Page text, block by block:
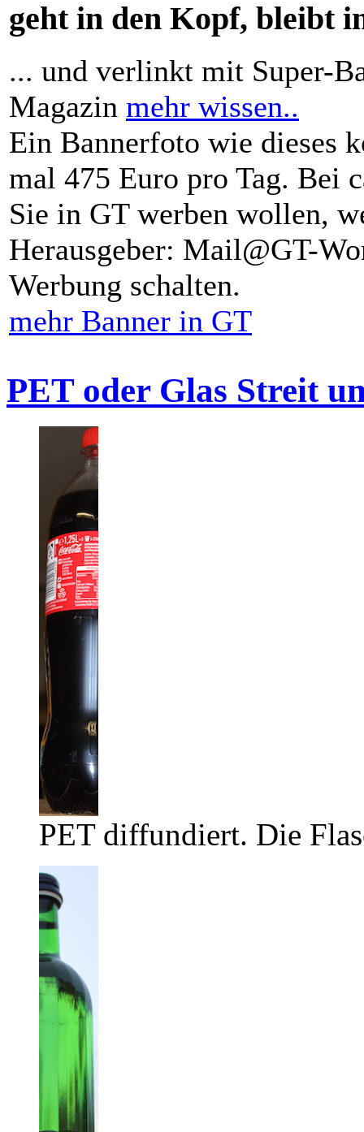
geht in den Kopf, bleibt
... und verlinkt mit Super-
Magazin mehr wissen..
Ein Bannerfoto wie dieses
mal 475 Euro pro Tag. Bei
Sie in GT werben wollen,
Herausgeber: Mail@GT-
Werbung schalten.
mehr Banner in GT
PET oder Glas Streit
PET diffundiert. Die